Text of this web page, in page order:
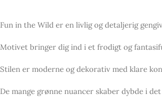
Fun in the Wild er en livlig og detaljerig
Motivet bringer dig ind i et frodigt og
Stilen er moderne og dekorativ med klare
De mange grønne nuancer skaber dybde i